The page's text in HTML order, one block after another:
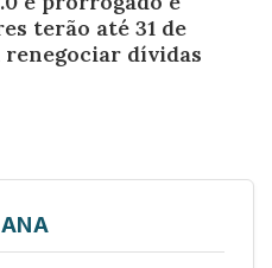
terão até 31 de
renegociar dívidas